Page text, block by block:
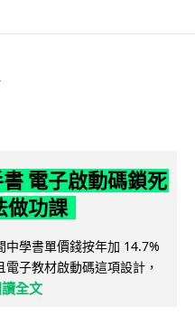
電子啟動碼鎖死
做功課
學書單價錢按年加 14.7%
子教材啟動碼這項設計，
讀全文